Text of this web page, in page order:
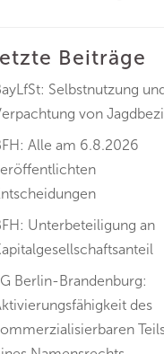
Beiträge
Selbstnutzung und
von
Alle am 6.8.2026
Unterbeteiligung an
Berlin-Brandenburg:
des